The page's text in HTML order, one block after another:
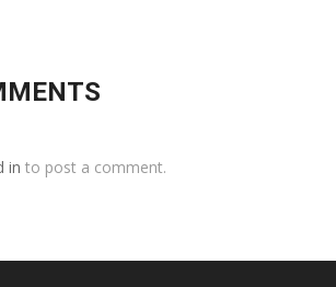
in to post a comment.